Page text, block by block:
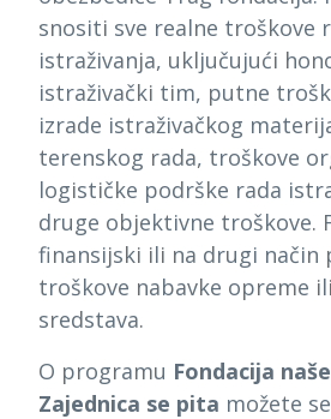
snositi sve realne troškove
istraživanja, uključujući
istraživački tim, putne
izrade istraživačkog
terenskog rada, troškove
logističke podrške rada
druge objektivne troškove.
finansijski ili na drugi način
troškove nabavke opreme
sredstava.
O programu Fondacija
Zajednica se pita možete